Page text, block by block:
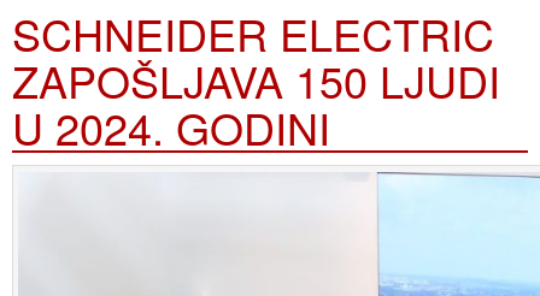
SCHNEIDER ELECTRIC
ZAPOŠLJAVA 150 LJUDI
U 2024. GODINI